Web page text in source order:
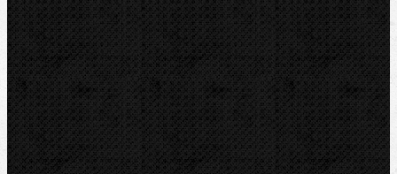
Vyhľadávanie IS
Značky
RIDGID
BERNZOMATIC